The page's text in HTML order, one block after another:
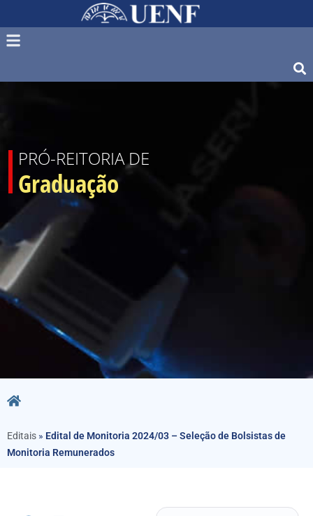
PRÓ-REITORIA DE
Graduação
Editais » Edital de Monitoria 2024/03 – Seleção de Bolsistas de
Monitoria Remunerados